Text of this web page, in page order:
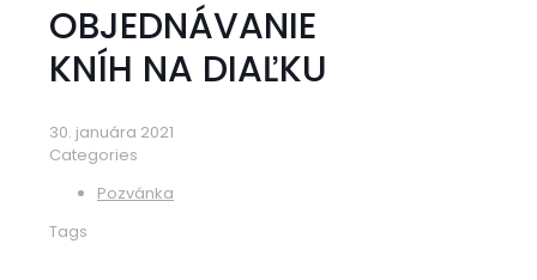
OBJEDNÁVANIE
KNÍH NA DIAĽKU
30. januára 2021
Categories
Pozvánka
Tags